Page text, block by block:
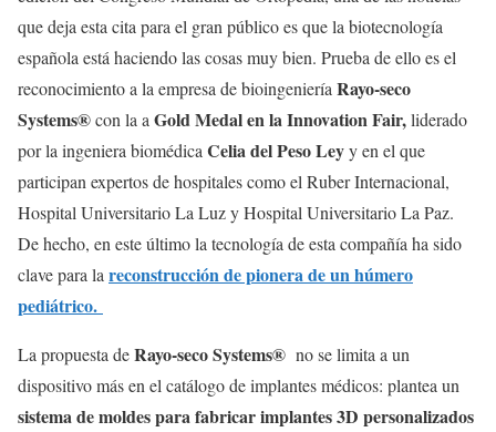
que deja esta cita para el gran público es que la biotecnología
española está haciendo las cosas muy bien. Prueba de ello es el
reconocimiento a la empresa de bioingeniería Rayo-seco
Systems®con la a Gold Medal en la Innovation Fair,liderado
por la ingeniera biomédica Celia del Peso Leyy en el que
participan expertos de hospitales como el Ruber Internacional,
Hospital Universitario La Luz y Hospital Universitario La Paz.
De hecho, en este último la tecnología de esta compañía ha sido
clave para la reconstrucción de pionera de un húmero
pediátrico.
La propuesta deRayo-seco Systems® no se limita a un
dispositivo más en el catálogo de implantes médicos: plantea un
sistema de moldes para fabricar implantes 3D personalizados